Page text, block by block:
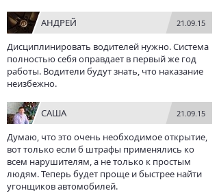
АНДРЕЙ 21.09.15
Дисциплинировать водителей нужно. Система
полностью себя оправдает в первый же год
работы. Водители будут знать, что наказание
неизбежно.
САША 21.09.15
Думаю, что это очень необходимое открытие,
вот только если б штрафы применялись ко
всем нарушителям, а не только к простым
людям. Теперь будет проще и быстрее найти
угонщиков автомобилей.